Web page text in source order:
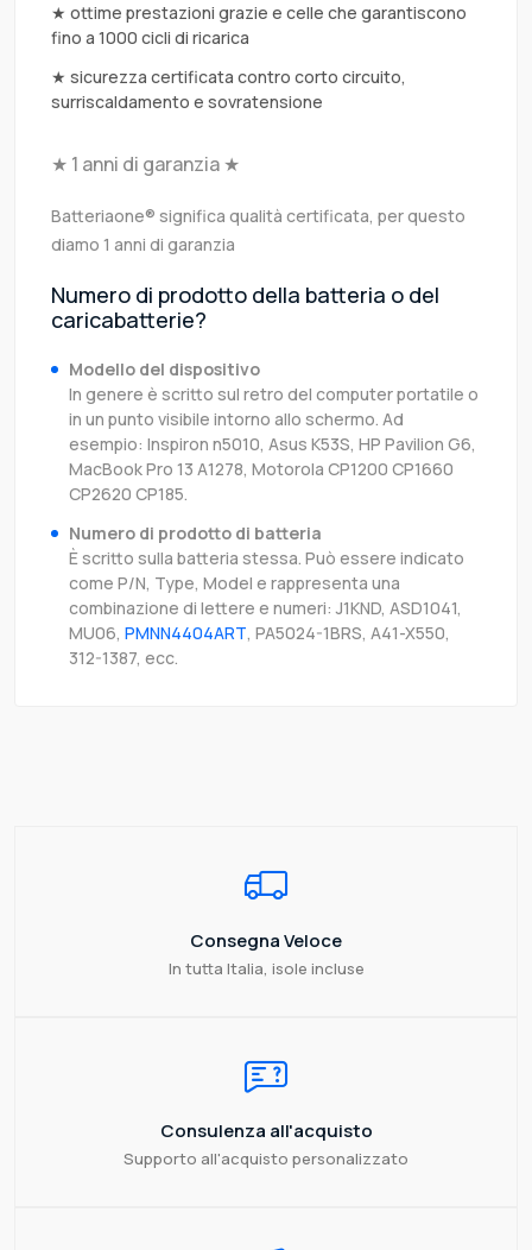
★ ottime prestazioni grazie e celle che garantiscono
fino a 1000 cicli di ricarica
★ sicurezza certificata contro corto circuito,
surriscaldamento e sovratensione
★ 1 anni di garanzia ★
Batteriaone® significa qualità certificata, per questo
diamo 1 anni di garanzia
Numero di prodotto della batteria o del
caricabatterie?
Modello del dispositivo
In genere è scritto sul retro del computer portatile o
in un punto visibile intorno allo schermo. Ad
esempio: Inspiron n5010, Asus K53S, HP Pavilion G6,
MacBook Pro 13 A1278, Motorola CP1200 CP1660
CP2620 CP185.
Numero di prodotto di batteria
È scritto sulla batteria stessa. Può essere indicato
come P/N, Type, Model e rappresenta una
combinazione di lettere e numeri: J1KND, ASD1041,
MU06, PMNN4404ART, PA5024-1BRS, A41-X550,
312-1387, ecc.
Consegna Veloce
In tutta Italia, isole incluse
Consulenza all'acquisto
Supporto all'acquisto personalizzato